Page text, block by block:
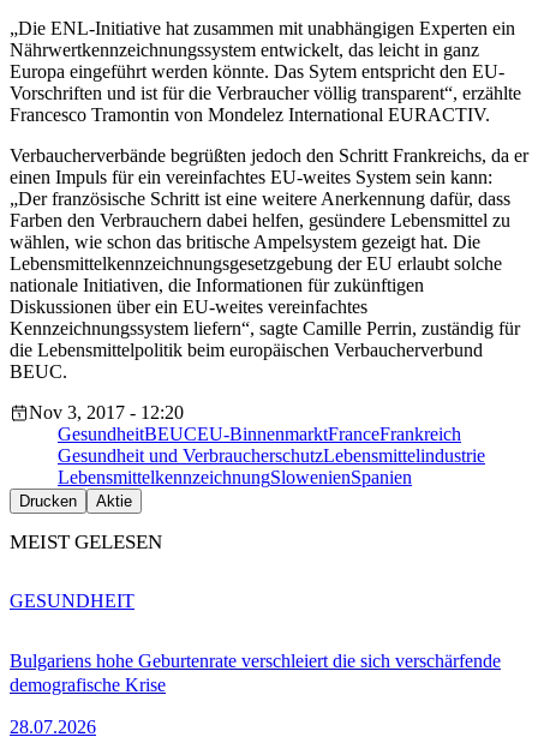
„Die ENL-Initiative hat zusammen mit unabhängigen Experten ein
Nährwertkennzeichnungssystem entwickelt, das leicht in ganz
Europa eingeführt werden könnte. Das Sytem entspricht den EU-
Vorschriften und ist für die Verbraucher völlig transparent“, erzählte
Francesco Tramontin von Mondelez International EURACTIV.
Verbaucherverbände begrüßten jedoch den Schritt Frankreichs, da er
einen Impuls für ein vereinfachtes EU-weites System sein kann:
„Der französische Schritt ist eine weitere Anerkennung dafür, dass
Farben den Verbrauchern dabei helfen, gesündere Lebensmittel zu
wählen, wie schon das britische Ampelsystem gezeigt hat. Die
Lebensmittelkennzeichnungsgesetzgebung der EU erlaubt solche
nationale Initiativen, die Informationen für zukünftigen
Diskussionen über ein EU-weites vereinfachtes
Kennzeichnungssystem liefern“, sagte Camille Perrin, zuständig für
die Lebensmittelpolitik beim europäischen Verbaucherverbund
BEUC.
Nov 3, 2017 - 12:20
GesundheitBEUCEU-BinnenmarktFranceFrankreich
Gesundheit und VerbraucherschutzLebensmittelindustrie
LebensmittelkennzeichnungSlowenienSpanien
Drucken Aktie
MEIST GELESEN
Bulgariens hohe Geburtenrate verschleiert die sich verschärfende
demografische Krise
28.07.2026
GESUNDHEIT